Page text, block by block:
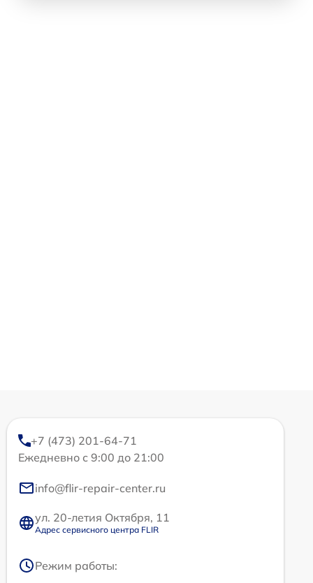
+7 (473) 201-64-71
Ежедневно с 9:00 до 21:00
info@flir-repair-center.ru
ул. 20-летия Октября, 11
Адрес сервисного центра FLIR
Режим работы: